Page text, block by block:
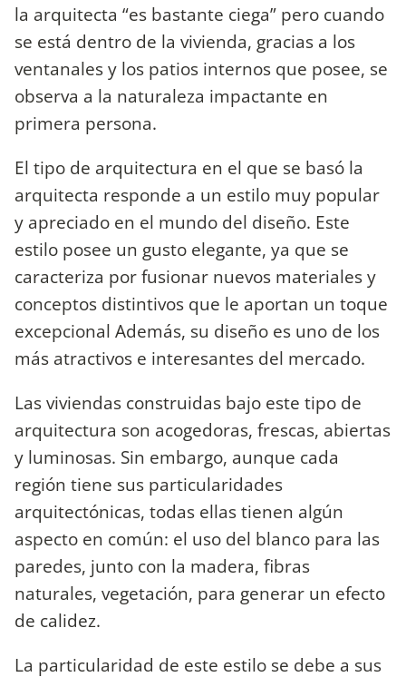
la arquitecta “es bastante ciega” pero cuando
se está dentro de la vivienda, gracias a los
ventanales y los patios internos que posee, se
observa a la naturaleza impactante en
primera persona.
El tipo de arquitectura en el que se basó la
arquitecta responde a un estilo muy popular
y apreciado en el mundo del diseño. Este
estilo posee un gusto elegante, ya que se
caracteriza por fusionar nuevos materiales y
conceptos distintivos que le aportan un toque
excepcional Además, su diseño es uno de los
más atractivos e interesantes del mercado.
Las viviendas construidas bajo este tipo de
arquitectura son acogedoras, frescas, abiertas
y luminosas. Sin embargo, aunque cada
región tiene sus particularidades
arquitectónicas, todas ellas tienen algún
aspecto en común: el uso del blanco para las
paredes, junto con la madera, fibras
naturales, vegetación, para generar un efecto
de calidez.
La particularidad de este estilo se debe a sus